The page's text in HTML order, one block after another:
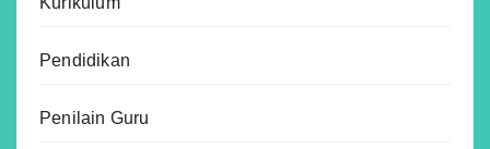
Pendidikan
Penilain Guru